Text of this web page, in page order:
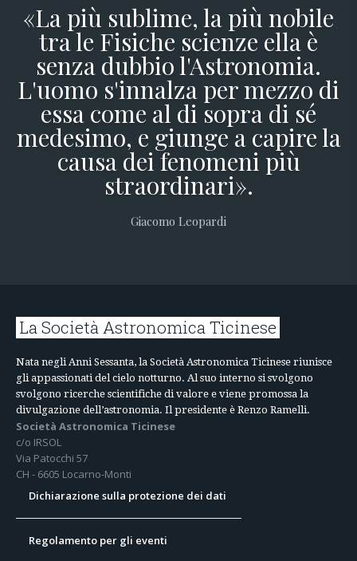
«La più sublime, la più nobile
tra le Fisiche scienze ella è
senza dubbio l'Astronomia.
L'uomo s'innalza per mezzo di
essa come al di sopra di sé
medesimo, e giunge a capire la
causa dei fenomeni più
straordinari».
Giacomo Leopardi
La Società Astronomica Ticinese
Nata negli Anni Sessanta, la Società Astronomica Ticinese riunisce
gli appassionati del cielo notturno. Al suo interno si svolgono
svolgono ricerche scientifiche di valore e viene promossa la
divulgazione dell’astronomia. Il presidente è Renzo Ramelli.
Società Astronomica Ticinese
c/o IRSOL
Via Patocchi 57
CH - 6605 Locarno-Monti
Dichiarazione sulla protezione dei dati
Regolamento per gli eventi